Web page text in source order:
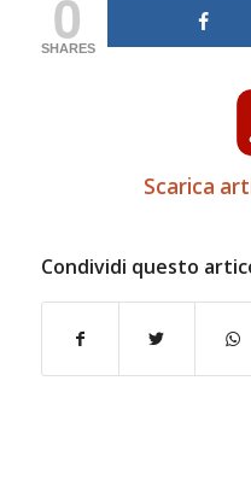
0
SHARES
Scarica
Condividi questo